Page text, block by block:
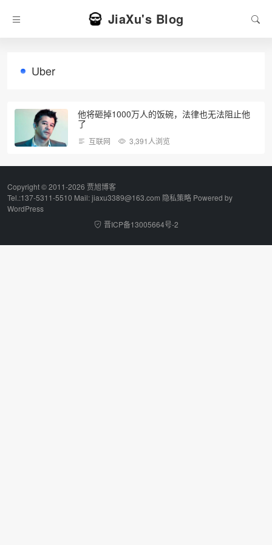
JiaXu's Blog
Uber
他将砸掉1000万人的饭碗，法律也无法阻止他
了
互联网 3,391人浏览
Copyright © 2011-2026 贾旭博客
Tel.:137-5311-5510 Mail: jiaxu3389@163.com 隐私策略 Powered by
WordPress
晋ICP备13005664号-2